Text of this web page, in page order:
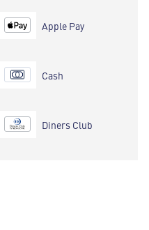
Apple Pay
Cash
Diners Club